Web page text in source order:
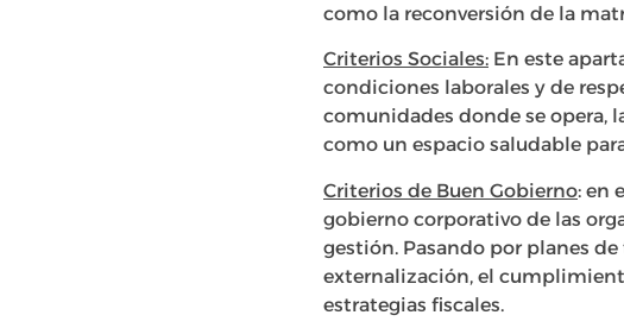
como la reconversión de la
Criterios Sociales: En este
condiciones laborales y de
comunidades donde se opera,
como un espacio saludable
Criterios de Buen Gobierno: en
gobierno corporativo de las
gestión. Pasando por planes
externalización, el
estrategias fiscales.